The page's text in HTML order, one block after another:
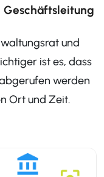
Geschäftsleitung
und
ist es, dass
werden
Ort und Zeit.